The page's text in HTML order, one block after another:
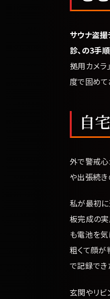
サウナ盗
診、の3手
拠用カメラ
度で固めて
自
外で警戒心
や出張続き
私が最初
板完成の実
も電池を気
粗くて顔が
で記録でき
玄関やリ